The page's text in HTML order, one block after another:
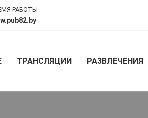
РАБОТЫ
ТРАНСЛЯЦИИ РАЗВЛЕЧЕНИЯ